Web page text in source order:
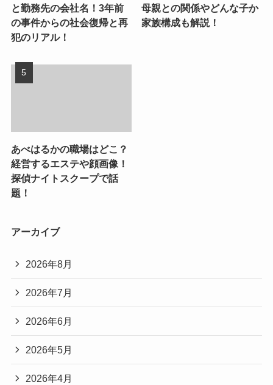
と勤務先の会社名！3年前
の事件からの社会復帰と再
犯のリアル！
母親との関係やどんな子か
家族構成も解説！
あべはるかの職場はどこ？
経営するエステや顔画像！
探偵ナイトスクープで話
題！
アーカイブ
2026年8月
2026年7月
2026年6月
2026年5月
2026年4月